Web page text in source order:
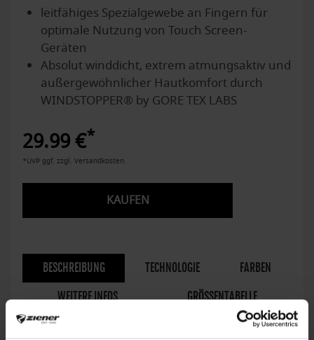
leitfähiges Spezialgewebe an Fingern für
optimale Nutzung von Touch Screen-
Geräten
Absolut winddicht, extrem atmungsaktiv und
außergewöhnlicher Hautkomfort durch
WINDSTOPPER® by GORE TEX LABS
29.99 €*
*UVP ggf. zzgl. Versandkosten.
KAUFEN
BESCHREIBUNG TECHNOLOGIE FARBEN
WEITERE INFOS GRÖSSENTABELLE